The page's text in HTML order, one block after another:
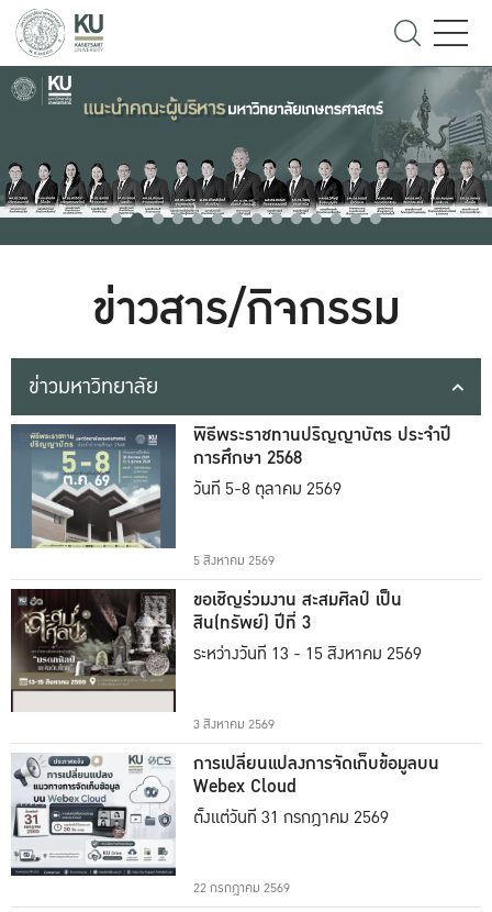
ข่าวสาร/กิจกรรม
ข่าวมหาวิทยาลัย
พิธีพระราชทานปริญญาบัตร ประจำปี
การศึกษา 2568
วันที่ 5-8 ตุลาคม 2569
5 สิงหาคม 2569
ขอเชิญร่วมงาน สะสมศิลป์ เป็น
สิน(ทรัพย์) ปีที่ 3
ระหว่างวันที่ 13 - 15 สิงหาคม 2569
3 สิงหาคม 2569
การเปลี่ยนแปลงการจัดเก็บข้อมูลบน
Webex Cloud
ตั้งแต่วันที่ 31 กรกฎาคม 2569
22 กรกฎาคม 2569